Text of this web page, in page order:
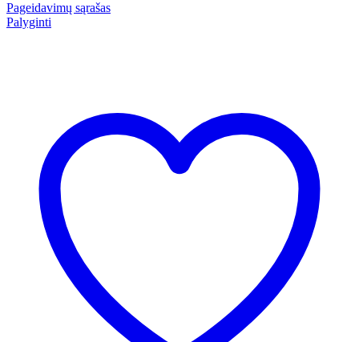
Pageidavimų sąrašas
Palyginti